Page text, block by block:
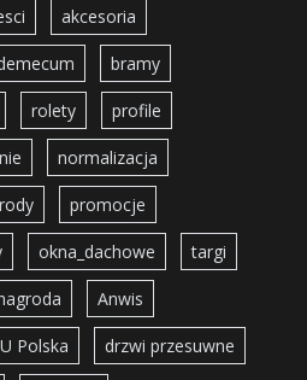
akcesoria
bramy
rolety profile
normalizacja
promocje
okna_dachowe targi
Anwis
Polska drzwi przesuwne